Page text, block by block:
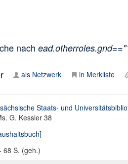
nach
als Netzwerk in Merkliste
Staats- und
G. Kessler 38
68 S. (geh.)